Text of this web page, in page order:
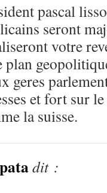
pascal
seront
votre
plan
geres
et fort sur
la suisse.
dit :